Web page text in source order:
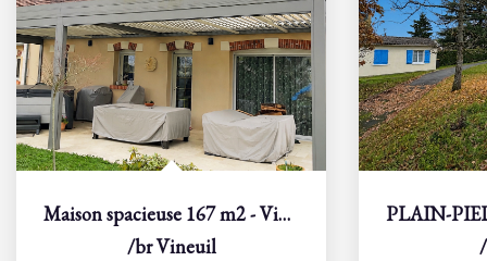
Maison spacieuse 167 m2 - Vineuil - 5 chambres
/brVineuil